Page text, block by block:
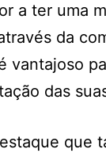
a ter uma
da
vantajoso
das
que